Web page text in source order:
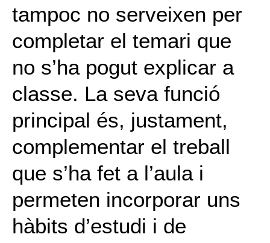
tampoc no serveixen per
completar el temari que
no s’ha pogut explicar a
classe. La seva funció
principal és, justament,
complementar el treball
que s’ha fet a l’aula i
permeten incorporar uns
hàbits d’estudi i de